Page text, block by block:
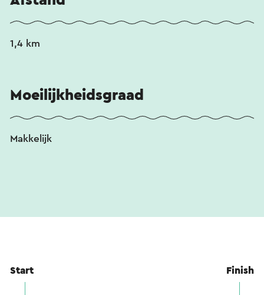
1,4 km
Moeilijkheidsgraad
Makkelijk
Start Finish